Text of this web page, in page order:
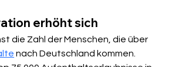
erhöht sich
die Zahl der Menschen, die über
nach Deutschland kommen.